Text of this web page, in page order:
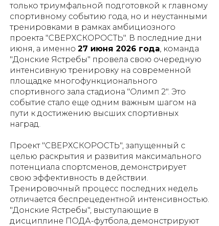
только триумфальной подготовкой к главному
спортивному событию года, но и неустанными
тренировками в рамках амбициозного
проекта "СВЕРХСКОРОСТЬ". В последние дни
июня, а именно 27 июня 2026 года, команда
"Донские Ястребы" провела свою очередную
интенсивную тренировку на современной
площадке многофункционального
спортивного зала стадиона "Олимп 2". Это
событие стало еще одним важным шагом на
пути к достижению высших спортивных
наград.
Проект "СВЕРХСКОРОСТЬ", запущенный с
целью раскрытия и развития максимального
потенциала спортсменов, демонстрирует
свою эффективность в действии.
Тренировочный процесс последних недель
отличается беспрецедентной интенсивностью.
"Донские Ястребы", выступающие в
дисциплине ПОДА-футбола, демонстрируют